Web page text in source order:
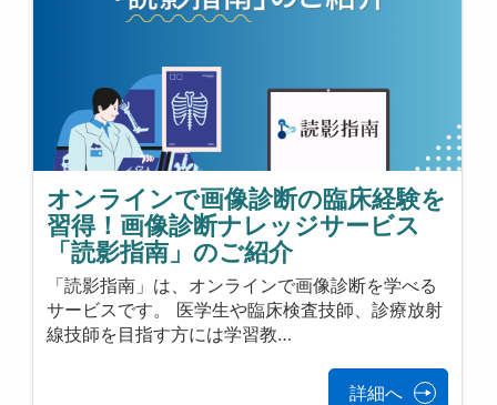
オンラインで画像診断の臨床経験を
習得！画像診断ナレッジサービス
「読影指南」のご紹介
「読影指南」は、オンラインで画像診断を学べる
サービスです。 医学生や臨床検査技師、診療放射
線技師を目指す方には学習教…
詳細へ